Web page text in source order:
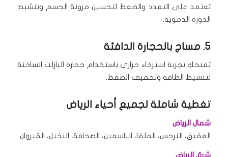
تعتمد على التمدد والضغط لتحسين مرونة الجسم وتنشيط
الدورة الدموية.
5. مساج بالحجارة الدافئة
تمنحكِ تجربة استرخاء حراري باستخدام حجارة البازلت الساخنة
لتنشيط الطاقة وتخفيف الضغط.
تغطية شاملة لجميع أحياء الرياض
شمال الرياض
العقيق، النرجس، الملقا، الياسمين، الصحافة، النخيل، القيروان
شرق الرياض